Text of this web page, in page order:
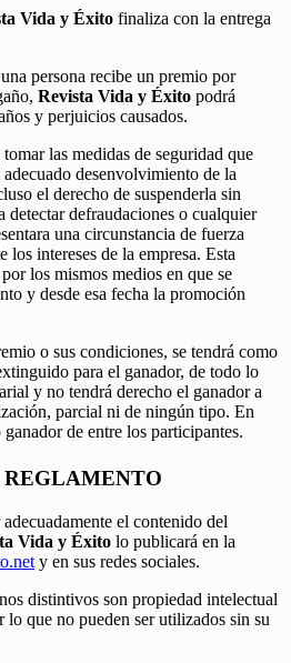
Vida y Éxito finaliza con la entrega
persona recibe un premio por
Revista Vida y Éxito podrá
y perjuicios causados.
las medidas de seguridad que
desenvolvimiento de la
el derecho de suspenderla sin
detectar defraudaciones o cualquier
una circunstancia de fuerza
los intereses de la empresa. Esta
los mismos medios en que se
y desde esa fecha la promoción
o sus condiciones, se tendrá como
para el ganador, de todo lo
y no tendrá derecho el ganador a
parcial ni de ningún tipo. En
ganador de entre los participantes.
el contenido del
Vida y Éxito lo publicará en la
y en sus redes sociales.
distintivos son propiedad intelectual
lo que no pueden ser utilizados sin su